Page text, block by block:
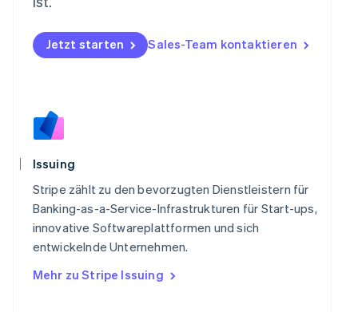
Jetzt starten Sales-Team kontaktieren
Issuing
Stripe zählt zu den bevorzugten Dienstleistern für
Banking-as-a-Service-Infrastrukturen für Start-ups,
innovative Softwareplattformen und sich
entwickelnde Unternehmen.
Mehr zu Stripe Issuing
Österreich
DeutschEnglish
Português
Rumänien
Schweden
Schweiz
Deutsch FrançaisItalianoEnglish
Singapur
English 简体中文
English